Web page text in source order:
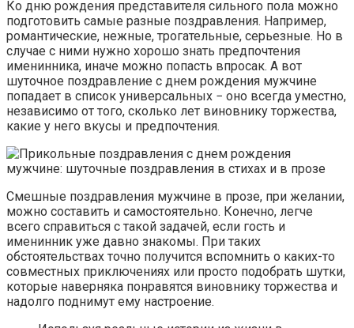
Ко дню рождения представителя сильного пола можно
подготовить самые разные поздравления. Например,
романтические, нежные, трогательные, серьезные. Но в
случае с ними нужно хорошо знать предпочтения
именинника, иначе можно попасть впросак. А вот
шуточное поздравление с днем рождения мужчине
попадает в список универсальных − оно всегда уместно,
независимо от того, сколько лет виновнику торжества,
какие у него вкусы и предпочтения.
Смешные поздравления мужчине в прозе, при желании,
можно составить и самостоятельно. Конечно, легче
всего справиться с такой задачей, если гость и
именинник уже давно знакомы. При таких
обстоятельствах точно получится вспомнить о каких-то
совместных приключениях или просто подобрать шутки,
которые наверняка понравятся виновнику торжества и
надолго поднимут ему настроение.